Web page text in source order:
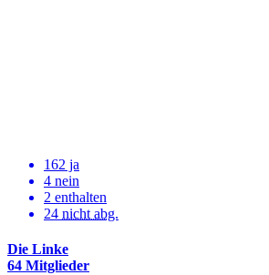
162 ja
4 nein
2 enthalten
24 nicht abg.
Die Linke
64 Mitglieder